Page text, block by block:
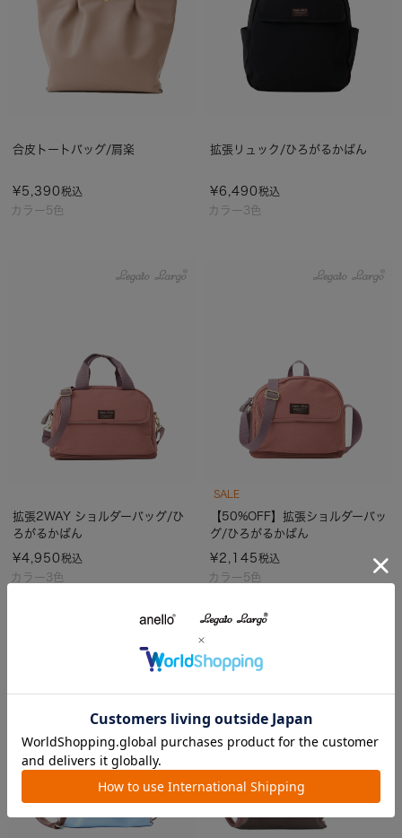
カラー5色
合皮トートバッグ/肩楽
¥5,390税込
カラー3色
拡張リュック/ひろがるかばん
¥6,490税込
カラー3色
拡張2WAY ショルダーバッグ/ひ
ろがるかばん
¥4,950税込
SALE
カラー5色
【50%OFF】拡張ショルダーバッ
グ/ひろがるかばん
¥2,145税込